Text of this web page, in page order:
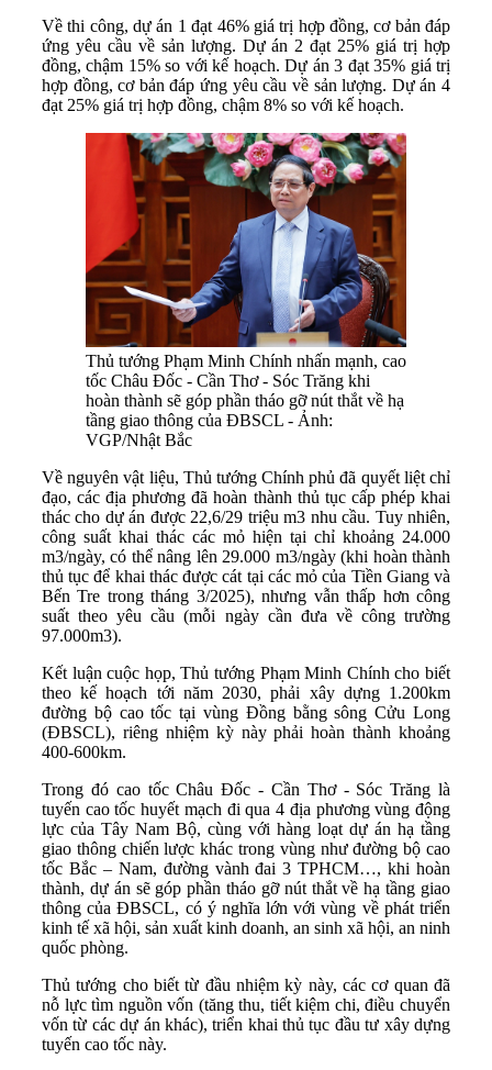
Về thi công, dự án 1 đạt 46% giá trị hợp đồng, cơ bản đáp
ứng yêu cầu về sản lượng. Dự án 2 đạt 25% giá trị hợp
đồng, chậm 15% so với kế hoạch. Dự án 3 đạt 35% giá trị
hợp đồng, cơ bản đáp ứng yêu cầu về sản lượng. Dự án 4
đạt 25% giá trị hợp đồng, chậm 8% so với kế hoạch.
Thủ tướng Phạm Minh Chính nhấn mạnh, cao
tốc Châu Đốc - Cần Thơ - Sóc Trăng khi
hoàn thành sẽ góp phần tháo gỡ nút thắt về hạ
tầng giao thông của ĐBSCL - Ảnh:
VGP/Nhật Bắc
Về nguyên vật liệu, Thủ tướng Chính phủ đã quyết liệt chỉ
đạo, các địa phương đã hoàn thành thủ tục cấp phép khai
thác cho dự án được 22,6/29 triệu m3 nhu cầu. Tuy nhiên,
công suất khai thác các mỏ hiện tại chỉ khoảng 24.000
m3/ngày, có thể nâng lên 29.000 m3/ngày (khi hoàn thành
thủ tục để khai thác được cát tại các mỏ của Tiền Giang và
Bến Tre trong tháng 3/2025), nhưng vẫn thấp hơn công
suất theo yêu cầu (mỗi ngày cần đưa về công trường
97.000m3).
Kết luận cuộc họp, Thủ tướng Phạm Minh Chính cho biết
theo kế hoạch tới năm 2030, phải xây dựng 1.200km
đường bộ cao tốc tại vùng Đồng bằng sông Cửu Long
(ĐBSCL), riêng nhiệm kỳ này phải hoàn thành khoảng
400-600km.
Trong đó cao tốc Châu Đốc - Cần Thơ - Sóc Trăng là
tuyến cao tốc huyết mạch đi qua 4 địa phương vùng động
lực của Tây Nam Bộ, cùng với hàng loạt dự án hạ tầng
giao thông chiến lược khác trong vùng như đường bộ cao
tốc Bắc – Nam, đường vành đai 3 TPHCM…, khi hoàn
thành, dự án sẽ góp phần tháo gỡ nút thắt về hạ tầng giao
thông của ĐBSCL, có ý nghĩa lớn với vùng về phát triển
kinh tế xã hội, sản xuất kinh doanh, an sinh xã hội, an ninh
quốc phòng.
Thủ tướng cho biết từ đầu nhiệm kỳ này, các cơ quan đã
nỗ lực tìm nguồn vốn (tăng thu, tiết kiệm chi, điều chuyển
vốn từ các dự án khác), triển khai thủ tục đầu tư xây dựng
tuyến cao tốc này.